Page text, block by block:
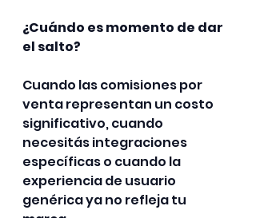
¿Cuándo es momento de dar
el salto?
Cuando las comisiones por
venta representan un costo
significativo, cuando
necesitás integraciones
específicas o cuando la
experiencia de usuario
genérica ya no refleja tu